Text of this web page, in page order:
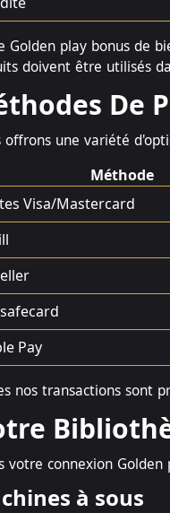
Golden play bonus de
doivent être utilisés
De
offrons une variété
Méthode
Visa/Mastercard
Pay
nos transactions sont
votre connexion
à sous